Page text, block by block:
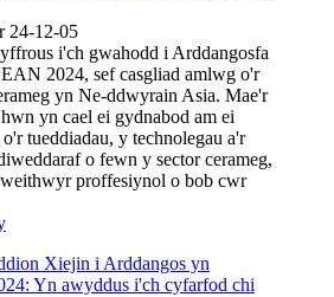
24-12-05
i'ch gwahodd i Arddangosfa
2024, sef casgliad amlwg o'r
yn Ne-ddwyrain Asia. Mae'r
yn cael ei gydnabod am ei
tueddiadau, y technolegau a'r
o fewn y sector cerameg,
proffesiynol o bob cwr